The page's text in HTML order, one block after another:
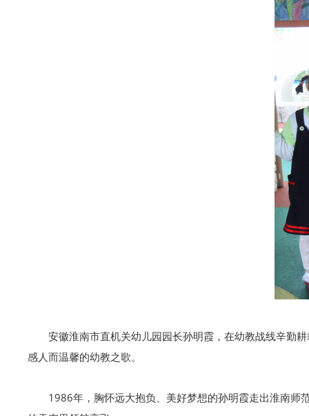
安徽淮南市直机关幼儿园园长孙明霞，在幼教战线辛勤
感人而温馨的幼教之歌。
1986年，胸怀远大抱负、美好梦想的孙明霞走出淮南师